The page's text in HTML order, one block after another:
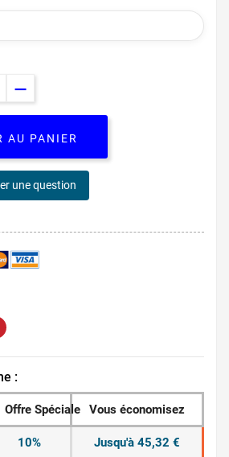
AU PANIER
une question
:
Offre Spéciale Vous économisez
10% Jusqu'à 45,32 €